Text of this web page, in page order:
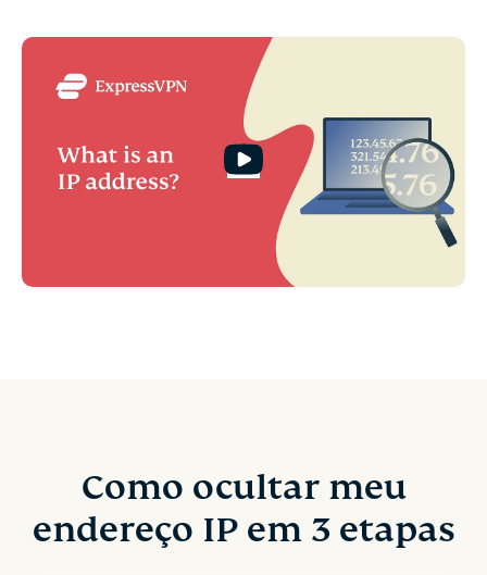
Como ocultar meu
endereço IP em 3 etapas